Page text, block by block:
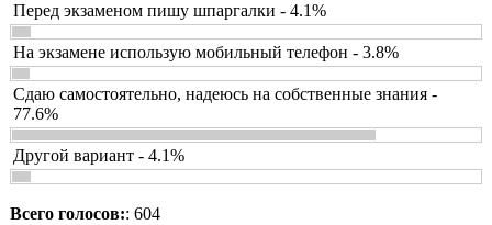
Перед экзаменом пишу шпаргалки - 4.1%
На экзамене использую мобильный телефон - 3.8%
Сдаю самостоятельно, надеюсь на собственные знания -
77.6%
Другой вариант - 4.1%
Всего голосов:: 604